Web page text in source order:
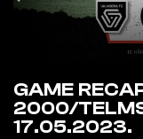
GAME
2000/TELMS
17.05.2023.